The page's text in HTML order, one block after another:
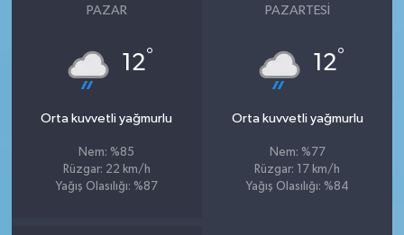
PAZAR
12°
Orta kuvvetli yağmurlu
Nem: %85
Rüzgar: 22 km/h
Yağış Olasılığı: %87
PAZARTESI
12°
Orta kuvvetli yağmurlu
Nem: %77
Rüzgar: 17 km/h
Yağış Olasılığı: %84